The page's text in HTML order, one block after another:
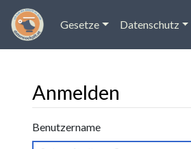
Gesetze Datenschutz
Anmelden
Wechseln zu:Navigation
Benutzername